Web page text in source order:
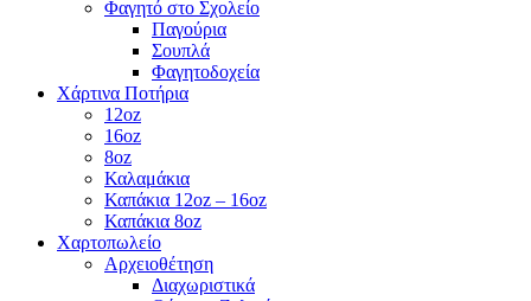
Φαγητό στο Σχολείο
Παγούρια
Σουπλά
Φαγητοδοχεία
Χάρτινα Ποτήρια
12oz
16oz
8oz
Καλαμάκια
Καπάκια 12oz – 16oz
Καπάκια 8oz
Χαρτοπωλείο
Αρχειοθέτηση
Διαχωριστικά